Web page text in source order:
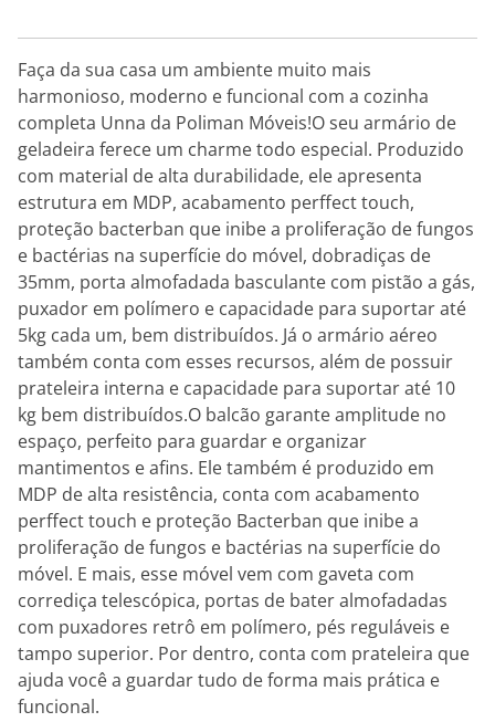
Faça da sua casa um ambiente muito mais
harmonioso, moderno e funcional com a cozinha
completa Unna da Poliman Móveis!O seu armário de
geladeira ferece um charme todo especial. Produzido
com material de alta durabilidade, ele apresenta
estrutura em MDP, acabamento perffect touch,
proteção bacterban que inibe a proliferação de fungos
e bactérias na superfície do móvel, dobradiças de
35mm, porta almofadada basculante com pistão a gás,
puxador em polímero e capacidade para suportar até
5kg cada um, bem distribuídos. Já o armário aéreo
também conta com esses recursos, além de possuir
prateleira interna e capacidade para suportar até 10
kg bem distribuídos.O balcão garante amplitude no
espaço, perfeito para guardar e organizar
mantimentos e afins. Ele também é produzido em
MDP de alta resistência, conta com acabamento
perffect touch e proteção Bacterban que inibe a
proliferação de fungos e bactérias na superfície do
móvel. E mais, esse móvel vem com gaveta com
corrediça telescópica, portas de bater almofadadas
com puxadores retrô em polímero, pés reguláveis e
tampo superior. Por dentro, conta com prateleira que
ajuda você a guardar tudo de forma mais prática e
funcional.